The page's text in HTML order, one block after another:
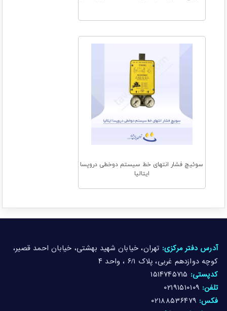
سوئیچ فشار انتهای خط سیستم دوخطی دروپسا
ایتالیا
آدرس دفتر مرکزی: تهران، خیابان شهید بهشتی، خیابان احمد قصیر،
کوچه دوازدهم غربی، پلاک ۶/۱ ، واحد ۴
کدپستی: ۱۵۱۴۷۴۵۷۱۵
تلفن: ۰۲۱۹۱۵۱۰۱۰۹
فکس: ۰۲۱۸۸۵۳۶۴۷۹